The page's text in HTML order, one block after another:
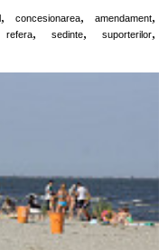
, concesionarea, amendament,
refera, sedinte, suporterilor,